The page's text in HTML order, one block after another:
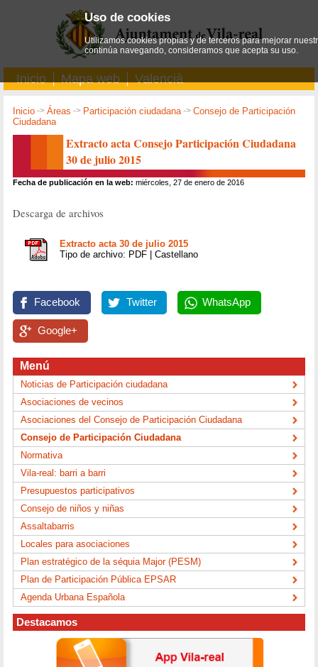
Inicio Mapa web Valencià
Inicio ->Áreas -> Participación ciudadana->Consejo de Participación
Ciudadana
Extracto acta Consejo Participación Ciudadana
30 de julio 2015
Fecha de publicación en la web: miércoles, 27 de enero de 2016
Descarga de archivos
Extracto acta 30 de julio 2015
Tipo de archivo: PDF | Castellano
Facebook Twitter WhatsApp
Google+
Menú
Noticias de Participación ciudadana
Asociaciones de vecinos
Asociaciones del Consejo de Participación Ciudadana
Consejo de Participación Ciudadana
Normativa
Vila-real: barri a barri
Presupuestos participativos
Consejo de niños y niñas
Assaltabarris
Locales para asociaciones
Plan estratégico de la séquia Major (PESM)
Plan de Participación Pública EPSAR
Agenda Urbana Española
Destacamos
Uso de cookies
Utilizamos cookies propias y de terceros para mejorar
continúa navegando, consideramos que acepta su uso.